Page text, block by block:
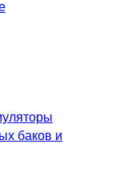
баков и